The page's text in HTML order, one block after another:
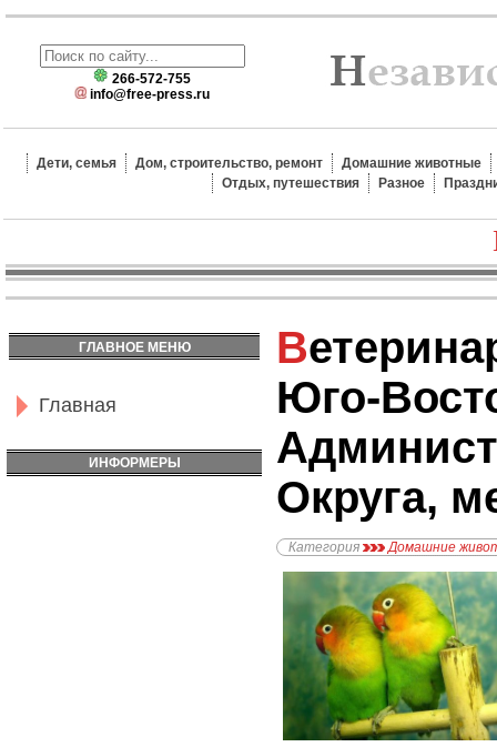
266-572-755
info@free-press.ru
Дети, семья Дом, строительство, ремонт
Домашние животные
Отдых, путешествия
Разное
ГЛАВНОЕ МЕНЮ
Главная
ИНФОРМЕРЫ
Ветеринарная Станция
Юго-
Округа,
Категория Домашние